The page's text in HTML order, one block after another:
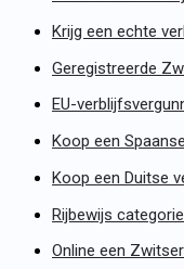
Krijg een echte
Geregistreerde
EU-
Koop een
Koop een Duitse
Rijbewijs
Online een